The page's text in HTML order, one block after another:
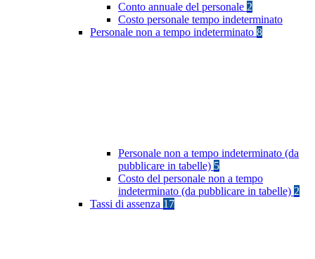
Conto annuale del personale 2
Costo personale tempo indeterminato
Personale non a tempo indeterminato 8
Personale non a tempo indeterminato (da
pubblicare in tabelle) 5
Costo del personale non a tempo
indeterminato (da pubblicare in tabelle) 2
Tassi di assenza 17